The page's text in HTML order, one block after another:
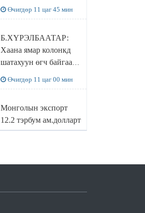
Өчигдөр 11 цаг 45 мин
Б.ХҮРЭЛБААТАР:
Хаана ямар колонкд
шатахуун өгч байгаа,
боломжтой
Өчигдөр 11 цаг 00 мин
Монголын экспорт
12.2 тэрбум ам.долларт
хүрэв
САЙД Л.ЭНХ-